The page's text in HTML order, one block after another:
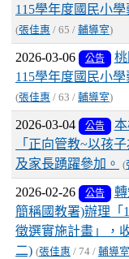
115學年度國民小
(張佳惠 / 65 / 輔導室)
2026-03-06 公告
115學年度國民小
(張佳惠 / 63 / 輔導室)
2026-03-04 公告
「正向管教~以孩
及家長踴躍參加。
(
2026-02-26 公告
簡稱國教署)辦理「
徵選實施計畫」，
二) (張佳惠 / 74 / 輔導室